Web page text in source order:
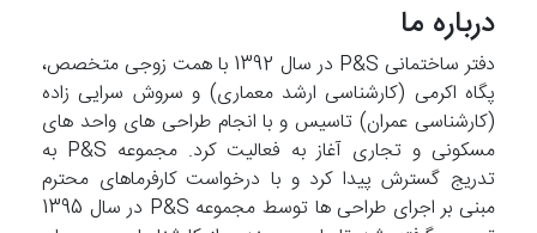
درباره ما
دفتر ساختمانی P&S در سال 1392 با همت زوجی متخصص،
پگاه اکرمی (کارشناسی ارشد معماری) و سروش سرایی زاده
(کارشناسی عمران) تاسیس و با انجام طراحی های واحد های
مسکونی و تجاری آغاز به فعالیت کرد. مجموعه P&S به
تدریج گسترش پیدا کرد و با درخواست کارفرماهای محترم
مبنی بر اجرای طراحی ها توسط مجموعه P&S در سال 1395